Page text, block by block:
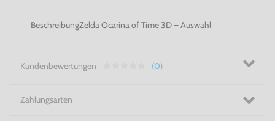
BeschreibungZelda Ocarina of Time 3D – Auswahl
Kundenbewertungen (0)
Zahlungsarten